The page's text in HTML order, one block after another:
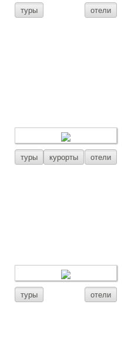
туры отели
туры курорты отели
туры отели